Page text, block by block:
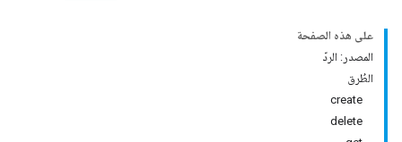
على هذه الصفحة
المصدر: الردّ
الطُرق
create
delete